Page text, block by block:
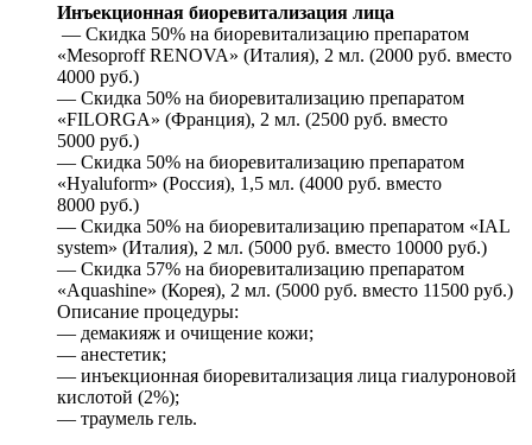
Инъекционная биоревитализация лица
— Скидка 50% на биоревитализацию препаратом
«Mesoproff RENOVA» (Италия), 2 мл. (2000 руб. вместо
4000 руб.)
— Скидка 50% на биоревитализацию препаратом
«FILORGA» (Франция), 2 мл. (2500 руб. вместо
5000 руб.)
— Скидка 50% на биоревитализацию препаратом
«Hyaluform» (Россия), 1,5 мл. (4000 руб. вместо
8000 руб.)
— Скидка 50% на биоревитализацию препаратом «IAL
system» (Италия), 2 мл. (5000 руб. вместо 10000 руб.)
— Скидка 57% на биоревитализацию препаратом
«Aquashine» (Корея), 2 мл. (5000 руб. вместо 11500 руб.)
Описание процедуры:
— демакияж и очищение кожи;
— анестетик;
— инъекционная биоревитализация лица гиалуроновой
кислотой (2%);
— траумель гель.